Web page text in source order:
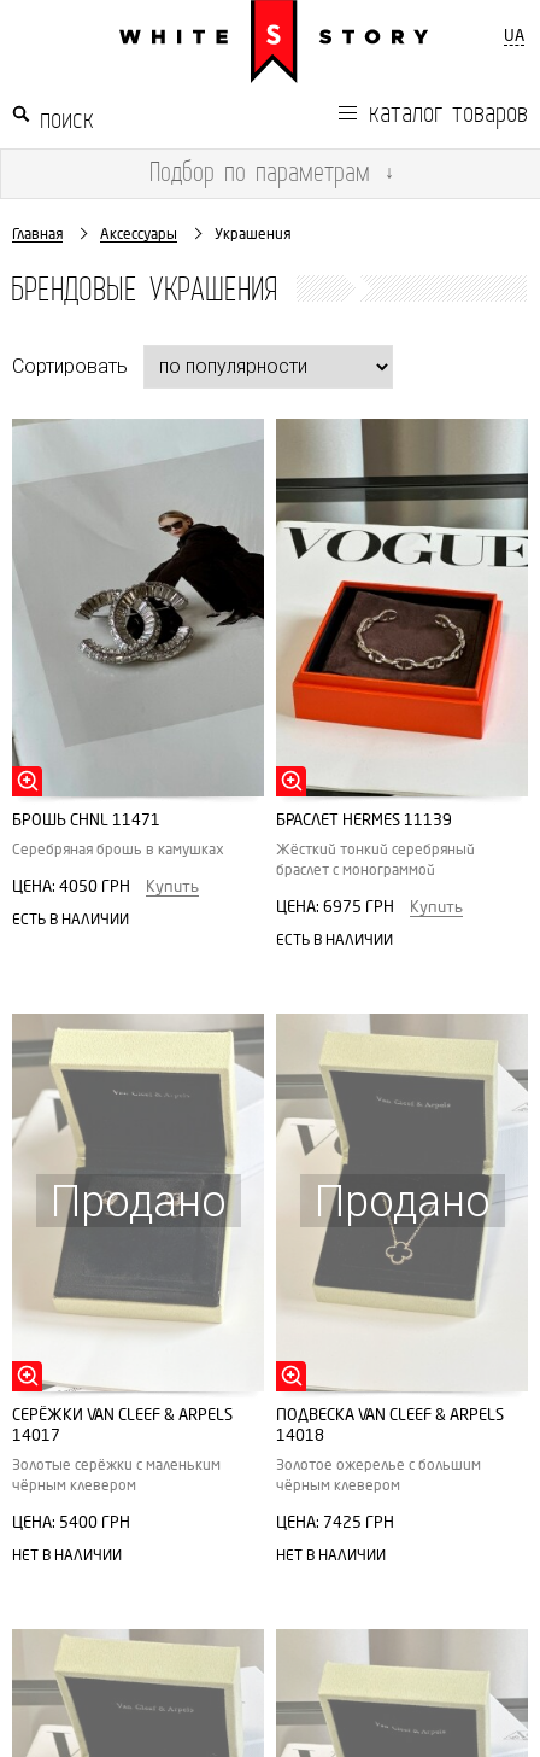
UA
каталог товаров
Подбор по параметрам ↓
Главная Аксессуары Украшения
БРЕНДОВЫЕ УКРАШЕНИЯ
Сортировать
БРОШЬ CHNL 11471
Серебряная брошь в камушках
ЦЕНА: 4050 ГРН Купить
ЕСТЬ В НАЛИЧИИ
БРАСЛЕТ HERMES 11139
Жёсткий тонкий серебряный
браслет с монограммой
ЦЕНА: 6975 ГРН Купить
ЕСТЬ В НАЛИЧИИ
Продано
СЕРЁЖКИ VAN CLEEF & ARPELS
14017
Золотые серёжки с маленьким
чёрным клевером
ЦЕНА: 5400 ГРН
НЕТ В НАЛИЧИИ
Продано
ПОДВЕСКА VAN CLEEF & ARPELS
14018
Золотое ожерелье с большим
чёрным клевером
ЦЕНА: 7425 ГРН
НЕТ В НАЛИЧИИ